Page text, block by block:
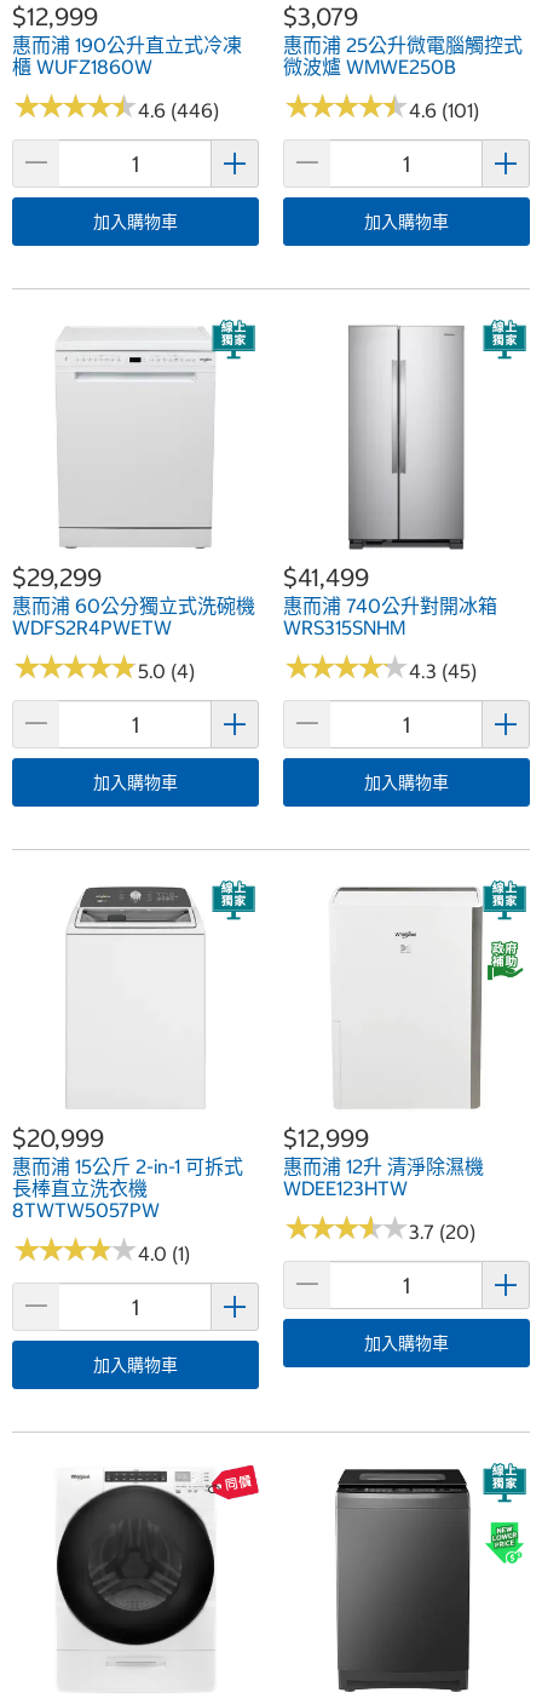
$12,999
惠而浦 190公升直立式冷凍
櫃 WUFZ1860W
★★★★★
★★★★★4.6 (446)
加入購物車
$3,079
惠而浦 25公升微電腦觸控式
微波爐 WMWE250B
★★★★★
★★★★★4.6 (101)
加入購物車
$29,299
惠而浦 60公分獨立式洗碗機
WDFS2R4PWETW
★★★★★
★★★★★5.0 (4)
加入購物車
$41,499
惠而浦 740公升對開冰箱
WRS315SNHM
★★★★★
★★★★★4.3 (45)
加入購物車
$20,999
惠而浦 15公斤 2-in-1 可拆式
長棒直立洗衣機
8TWTW5057PW
★★★★★
★★★★★4.0 (1)
加入購物車
$12,999
惠而浦 12升 清淨除濕機
WDEE123HTW
★★★★★
★★★★★3.7 (20)
加入購物車